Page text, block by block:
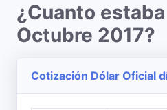
¿Cuanto
Octubre 2017?
Cotización Dólar Oficial